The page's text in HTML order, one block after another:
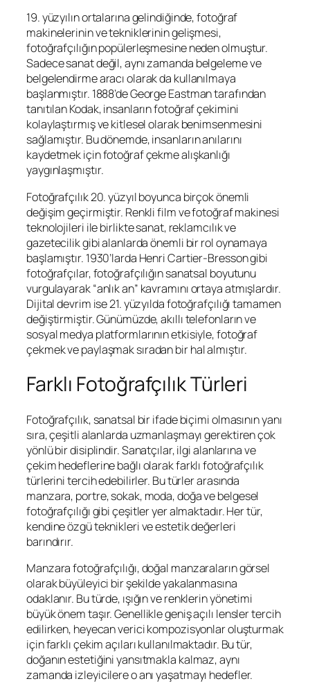
19. yüzyılın ortalarına gelindiğinde, fotoğraf
makinelerinin ve tekniklerinin gelişmesi,
fotoğrafçılığın popülerleşmesine neden olmuştur.
Sadece sanat değil, aynı zamanda belgeleme ve
belgelendirme aracı olarak da kullanılmaya
başlanmıştır. 1888’de George Eastman tarafından
tanıtılan Kodak, insanların fotoğraf çekimini
kolaylaştırmış ve kitlesel olarak benimsenmesini
sağlamıştır. Bu dönemde, insanların anılarını
kaydetmek için fotoğraf çekme alışkanlığı
yaygınlaşmıştır.
Fotoğrafçılık 20. yüzyıl boyunca birçok önemli
değişim geçirmiştir. Renkli film ve fotoğraf makinesi
teknolojileri ile birlikte sanat, reklamcılık ve
gazetecilik gibi alanlarda önemli bir rol oynamaya
başlamıştır. 1930’larda Henri Cartier-Bresson gibi
fotoğrafçılar, fotoğrafçılığın sanatsal boyutunu
vurgulayarak “anlık an” kavramını ortaya atmışlardır.
Dijital devrim ise 21. yüzyılda fotoğrafçılığı tamamen
değiştirmiştir. Günümüzde, akıllı telefonların ve
sosyal medya platformlarının etkisiyle, fotoğraf
çekmek ve paylaşmak sıradan bir hal almıştır.
Farklı Fotoğrafçılık Türleri
Fotoğrafçılık, sanatsal bir ifade biçimi olmasının yanı
sıra, çeşitli alanlarda uzmanlaşmayı gerektiren çok
yönlü bir disiplindir. Sanatçılar, ilgi alanlarına ve
çekim hedeflerine bağlı olarak farklı fotoğrafçılık
türlerini tercih edebilirler. Bu türler arasında
manzara, portre, sokak, moda, doğa ve belgesel
fotoğrafçılığı gibi çeşitler yer almaktadır. Her tür,
kendine özgü teknikleri ve estetik değerleri
barındırır.
Manzara fotoğrafçılığı, doğal manzaraların görsel
olarak büyüleyici bir şekilde yakalanmasına
odaklanır. Bu türde, ışığın ve renklerin yönetimi
büyük önem taşır. Genellikle geniş açılı lensler tercih
edilirken, heyecan verici kompozisyonlar oluşturmak
için farklı çekim açıları kullanılmaktadır. Bu tür,
doğanın estetiğini yansıtmakla kalmaz, aynı
zamanda izleyicilere o anı yaşatmayı hedefler.